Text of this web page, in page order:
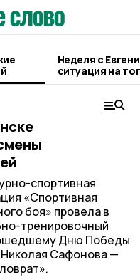
Неделя с
ситуация на
городе и
спортивная
«Спортивная
боя» провела в
тренировочный
Дню Победы
Сафонова —